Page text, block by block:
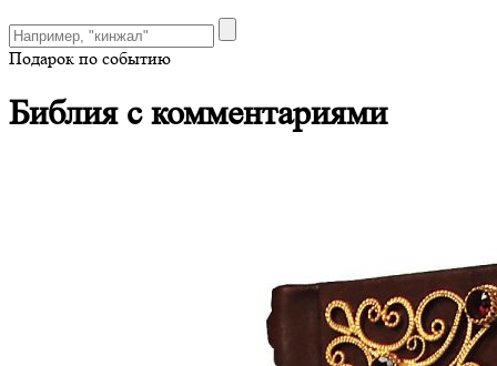
Подарок по событию
Библия с комментариями